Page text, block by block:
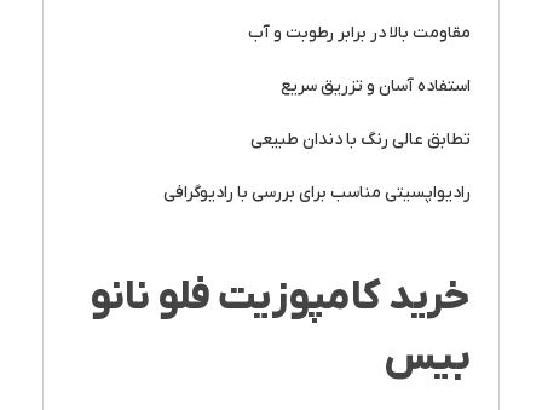
مقاومت بالا در برابر رطوبت و آب
استفاده آسان و تزریق سریع
تطابق عالی رنگ با دندان طبیعی
رادیواپسیتی مناسب برای بررسی با رادیوگرافی
خرید کامپوزیت فلو نانو
بیس